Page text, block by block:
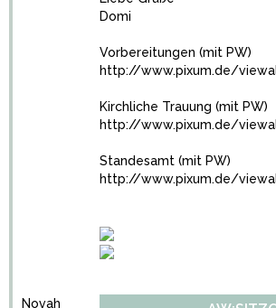
Domi
Vorbereitungen (mit PW)
http://www.pixum.de/
Kirchliche Trauung (mit PW)
http://www.pixum.de/
Standesamt (mit PW)
http://www.pixum.de/
Novah